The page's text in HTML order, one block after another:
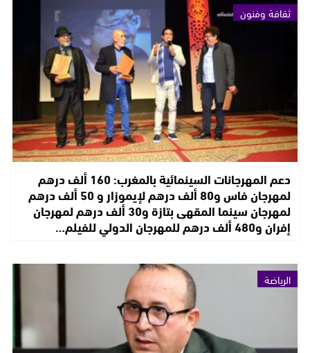
ثقافة وفنون
دعم المهرجانات السينمائية بالمغرب: 160 ألف درهم
لمهرجان فاس و80 ألف درهم لإيموزار و 50 ألف درهم
لمهرجان سينما المقهى بتازة و30 ألف درهم لمهرجان
إفران و480 ألف درهم للمهرجان الدولي للفيلم…
الرياضة